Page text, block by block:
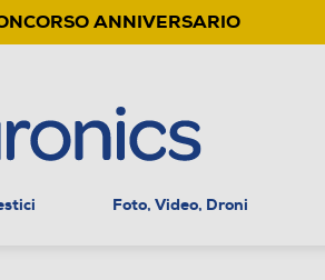
ANNIVERSARIO
Foto, Video, Droni